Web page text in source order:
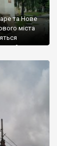
та Нове
міста
та ін.